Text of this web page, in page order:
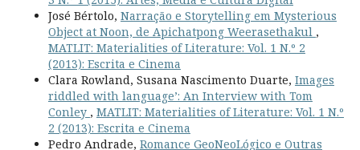
José Bértolo, Narração e Storytelling em Mysterious
Object at Noon, de Apichatpong Weerasethakul ,
MATLIT: Materialities of Literature: Vol. 1 N.º 2
(2013): Escrita e Cinema
Clara Rowland, Susana Nascimento Duarte, Images
riddled with language’: An Interview with Tom
Conley , MATLIT: Materialities of Literature: Vol. 1 N.º
2 (2013): Escrita e Cinema
Pedro Andrade, Romance GeoNeoLógico e Outras